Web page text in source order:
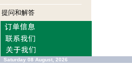
提问和解答
Saturday 08 August, 2026